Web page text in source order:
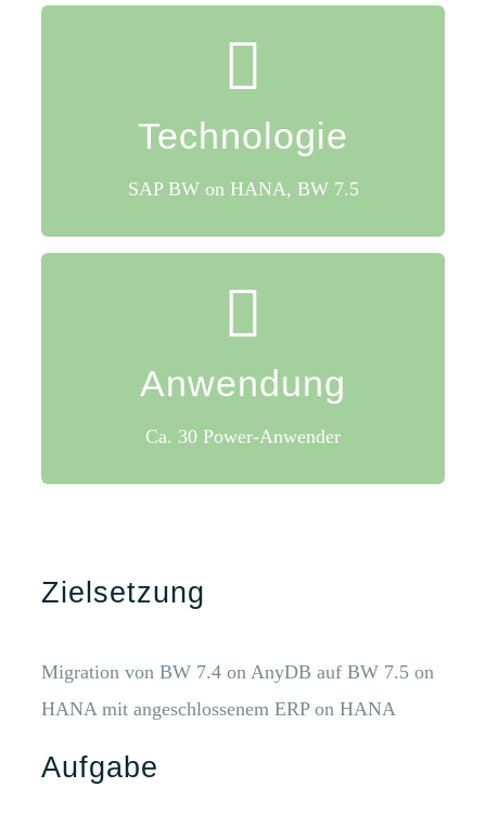
Technologie
SAP BW on HANA, BW 7.5
SAP BW on HANA
BW 7.5
Anwendung
Ca. 30 Power-Anwender
Anwendung
Zielsetzung
Migration von BW 7.4 on AnyDB auf BW 7.5 on
HANA mit angeschlossenem ERP on HANA
Aufgabe